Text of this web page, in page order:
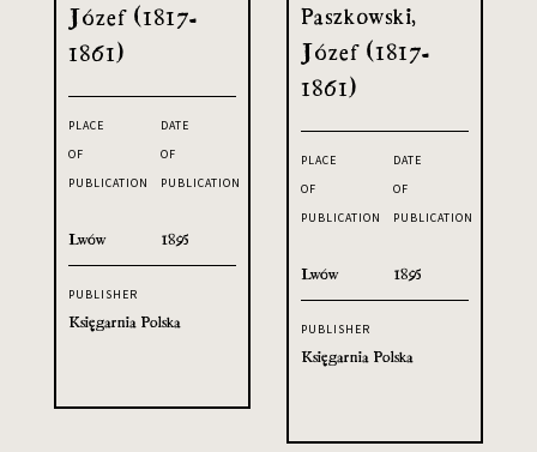
Józef (1817-
1861)
PLACE
OF
PUBLICATION
Lwów
DATE
OF
PUBLICATION
1895
PUBLISHER
Księgarnia Polska
Paszkowski,
Józef (1817-
1861)
PLACE
OF
PUBLICATION
Lwów
DATE
OF
PUBLICATION
1895
PUBLISHER
Księgarnia Polska